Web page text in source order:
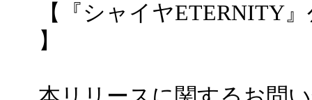
【『シャイヤETERNITY
】